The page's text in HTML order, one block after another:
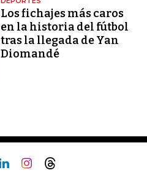
Los fichajes más caros
en la historia del fútbol
tras la llegada de Yan
Diomandé